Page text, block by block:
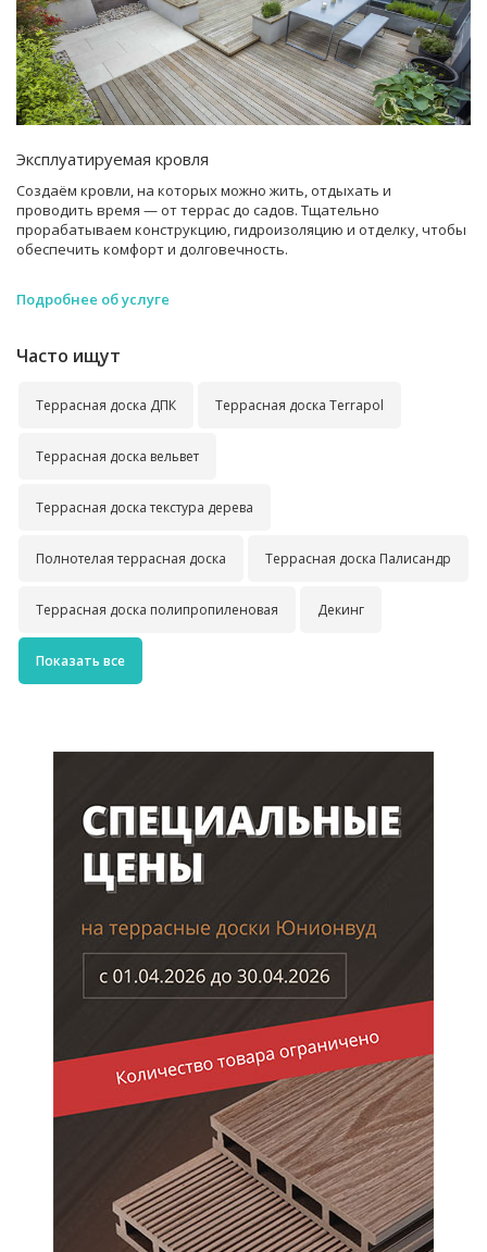
Эксплуатируемая кровля
Создаём кровли, на которых можно жить, отдыхать и
проводить время — от террас до садов. Тщательно
прорабатываем конструкцию, гидроизоляцию и отделку, чтобы
обеспечить комфорт и долговечность.
Подробнее об услуге
Часто ищут
Террасная доска ДПК Террасная доска Terrapol
Террасная доска вельвет
Террасная доска текстура дерева
Полнотелая террасная доска Террасная доска Палисандр
Террасная доска полипропиленовая Декинг
Показать все